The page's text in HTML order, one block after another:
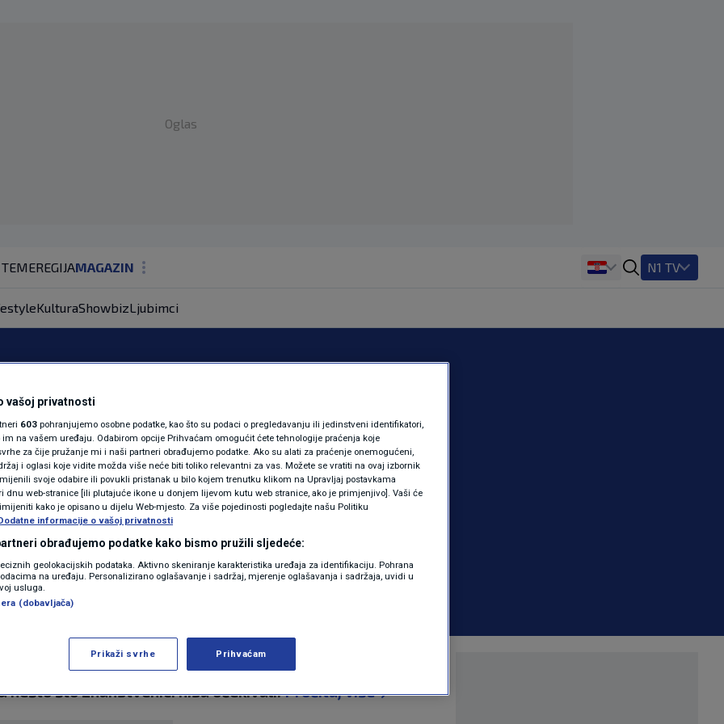
Oglas
TEMEREGIJAMAGAZIN
KOLUMNE
N1(DIS)INFO
FOTO
VIDEO
N1 TV
KulturaShowbizLjubimci
otoku, 130
znanstvenici —
krdo
goveda pretvorilo se u višedesetljetni prirodni
nešto što znanstvenici nisu očekivali.Pročitaj više
vašoj privatnosti
603 pohranjujemo osobne podatke, kao što su podaci o pregledavanju ili jedinstveni identifikatori,
na vašem uređaju. Odabirom opcije Prihvaćam omogućit ćete tehnologije praćenja koje
za čije pružanje mi i naši partneri obrađujemo podatke. Ako su alati za praćenje onemogućeni,
i oglasi koje vidite možda više neće biti toliko relevantni za vas. Možete se vratiti na ovaj izbornik
svoje odabire ili povukli pristanak u bilo kojem trenutku klikom na Upravljaj postavkama
dnu web-stranice [ili plutajuće ikone u donjem lijevom kutu web stranice, ako je primjenjivo]. Vaši će
kako je opisano u dijelu Web-mjesto. Za više pojedinosti pogledajte našu Politiku
informacije o vašoj privatnosti
obrađujemo podatke kako bismo pružili sljedeće:
geolokacijskih podataka. Aktivno skeniranje karakteristika uređaja za identifikaciju. Pohrana
na uređaju. Personalizirano oglašavanje i sadržaj, mjerenje oglašavanja i sadržaja, uvidi u
usluga.
(dobavljača)
Prikaži svrhe Prihvaćam